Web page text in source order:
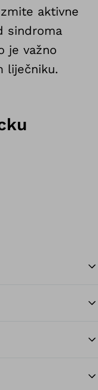
aktivne
sindroma
je važno
liječniku.